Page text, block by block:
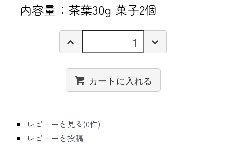
内容量：茶葉30g 菓子2個
カートに入れる
レビューを見る(0件)
レビューを投稿